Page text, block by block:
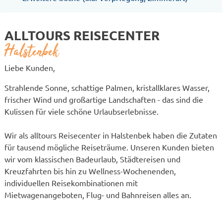
ALLTOURS REISECENTER
Halstenbek
Liebe Kunden,
Strahlende Sonne, schattige Palmen, kristallklares Wasser,
frischer Wind und großartige Landschaften - das sind die
Kulissen für viele schöne Urlaubserlebnisse.
Wir als alltours Reisecenter in Halstenbek haben die Zutaten
für tausend mögliche Reiseträume. Unseren Kunden bieten
wir vom klassischen Badeurlaub, Städtereisen und
Kreuzfahrten bis hin zu Wellness-Wochenenden,
individuellen Reisekombinationen mit
Mietwagenangeboten, Flug- und Bahnreisen alles an.